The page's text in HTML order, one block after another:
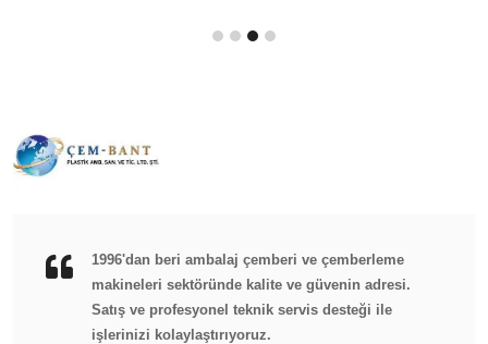
1996'dan beri ambalaj çemberi ve çemberleme
makineleri sektöründe kalite ve güvenin adresi.
Satış ve profesyonel teknik servis desteği ile
işlerinizi kolaylaştırıyoruz.